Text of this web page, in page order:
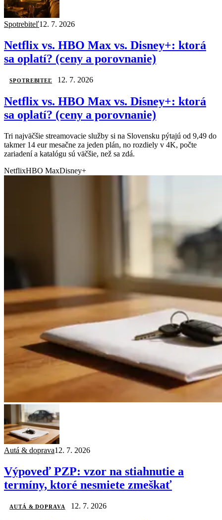
Spotrebiteľ12. 7. 2026
Netflix vs. HBO Max vs. Disney+: ktorá
sa oplatí? (ceny a porovnanie)
SPOTREBITEĽ 12. 7. 2026
Netflix vs. HBO Max vs. Disney+: ktorá
sa oplatí? (ceny a porovnanie)
Tri najväčšie streamovacie služby si na Slovensku pýtajú od 9,49 do
takmer 14 eur mesačne za jeden plán, no rozdiely v 4K, počte
zariadení a katalógu sú väčšie, než sa zdá.
NetflixHBO MaxDisney+
Autá & doprava12. 7. 2026
Výpoveď PZP: vzor na stiahnutie a
termíny, ktoré nesmiete zmeškať
AUTÁ & DOPRAVA 12. 7. 2026